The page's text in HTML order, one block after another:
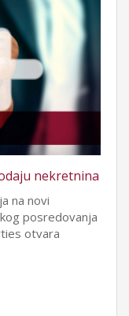
nekretnina
na novi
posredovanja
otvara